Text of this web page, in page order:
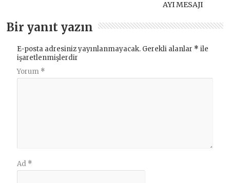
AYI MESAJI
Bir yanıt yazın
E-posta adresiniz yayınlanmayacak. Gerekli alanlar * ile
işaretlenmişlerdir
Yorum *
Ad *